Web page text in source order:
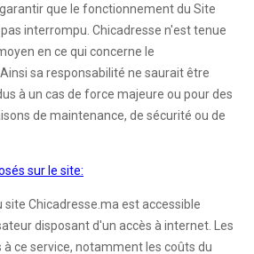
que le fonctionnement du Site
interrompu. Chicadresse n'est tenue
en ce qui concerne le
sa responsabilité ne saurait être
à un cas de force majeure ou pour des
de maintenance, de sécurité ou de
sur le site:
site Chicadresse.ma est accessible
disposant d'un accès à internet. Les
ce service, notamment les coûts du